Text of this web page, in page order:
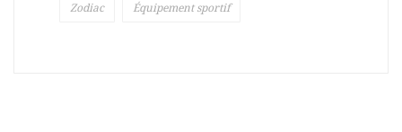
Zodiac Équipement sportif